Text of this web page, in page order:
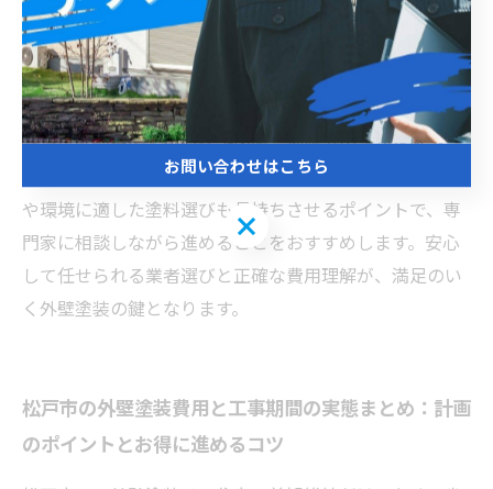
りますが、高耐久や機能性塗料を選ぶ場合はさらに費用
が増加することがあります。また、工事期間は約1週間か
ら2週間が一般的で、塗装前の洗浄や養生期間を含めると
総工期は2週間程度見ておくと良いでしょう。施工業者選
びでは、過去の実績や保証内容、地域での評判を確認
し、複数見積もりを取ることが安心です。松戸市の気候
や環境に適した塗料選びも長持ちさせるポイントで、専
門家に相談しながら進めることをおすすめします。安心
して任せられる業者選びと正確な費用理解が、満足のい
く外壁塗装の鍵となります。
松戸市の外壁塗装費用と工事期間の実態まとめ：計画
のポイントとお得に進めるコツ
お問い合わせはこちら
お問い合わせはこちら